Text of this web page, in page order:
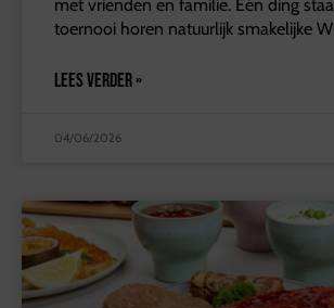
met vrienden en familie. Één ding
toernooi horen natuurlijk smakelijke
LEES VERDER »
04/06/2026